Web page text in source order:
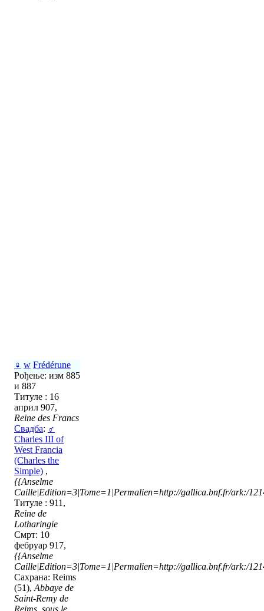
♀ w Frédérune
Рођење: изм 885
и 887
Титуле : 16
април 907,
Reine des Francs
Свадба: ♂
Charles III of
West Francia
(Charles the
Simple) ,
{{Anselme
Caille|Edition=3|Tome=1|Permalien=http://gallica.bnf.fr/ark:/
Титуле : 911,
Reine de
Lotharingie
Смрт: 10
фебруар 917,
{{Anselme
Caille|Edition=3|Tome=1|Permalien=http://gallica.bnf.fr/ark:/
Сахрана: Reims
(51), Abbaye de
Saint-Remy de
Reims, sous le